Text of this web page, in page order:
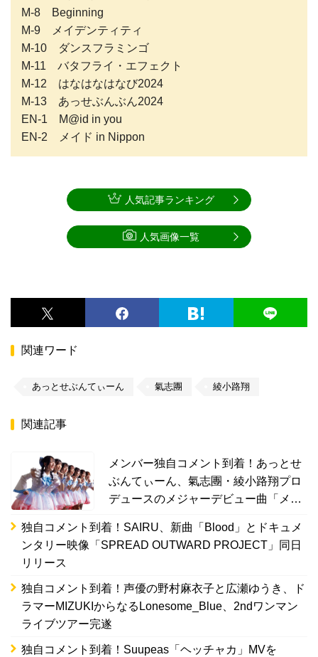
M-8 Beginning
M-9 メイデンティティ
M-10 ダンスフラミンゴ
M-11 バタフライ・エフェクト
M-12 はなはなはなび2024
M-13 あっせぶんぶん2024
EN-1 M@id in you
EN-2 メイド in Nippon
関連ワード
あっとせぶんてぃーん 氣志團 綾小路翔
関連記事
メンバー独自コメント到着！あっとせ
ぶんてぃーん、氣志團・綾小路翔プロ
デュースのメジャーデビュー曲「メイ
独自コメント到着！SAIRU、新曲「Blood」とドキュメ
ンタリー映像「SPREAD OUTWARD PROJECT」同日
リリース
独自コメント到着！声優の野村麻衣子と広瀬ゆうき、ド
ラマーMIZUKIからなるLonesome_Blue、2ndワンマン
ライブツアー完遂
独自コメント到着！Suupeas「ヘッチャカ」MVを
人気記事ランキング
人気画像一覧